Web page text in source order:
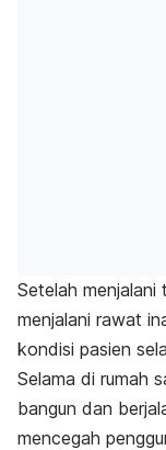
Setelah menjalani
menjalani rawat
kondisi pasien
Selama di rumah
bangun dan
mencegah